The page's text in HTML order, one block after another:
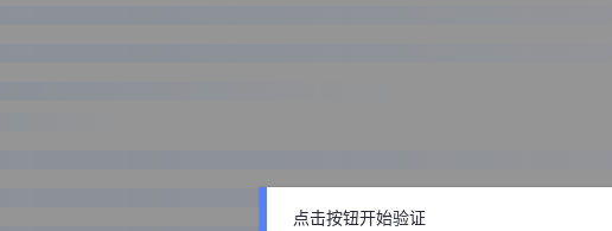
点击按钮开始验证